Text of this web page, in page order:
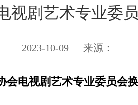
视剧艺术专业委
2023-10-09 来源：
会电视剧艺术专业委员会